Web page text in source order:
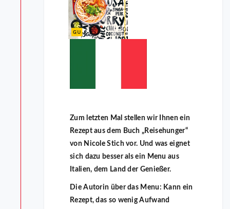
Zum letzten Mal stellen wir Ihnen ein
Rezept aus dem Buch „Reisehunger“
von Nicole Stich vor. Und was eignet
sich dazu besser als ein Menu aus
Italien, dem Land der Genießer.
Die Autorin über das Menu: Kann ein
Rezept, das so wenig Aufwand